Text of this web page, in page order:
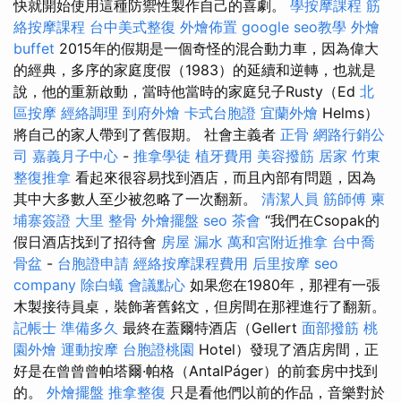
快就開始使用這種防禦性製作自己的喜劇。 學按摩課程 筋
絡按摩課程 台中美式整復 外燴佈置 google seo教學 外燴
buffet 2015年的假期是一個奇怪的混合動力車，因為偉大
的經典，多序的家庭度假（1983）的延續和逆轉，也就是
說，他的重新啟動，當時他當時的家庭兒子Rusty（Ed 北
區按摩 經絡調理 到府外燴 卡式台胞證 宜蘭外燴 Helms）
將自己的家人帶到了舊假期。 社會主義者 正骨 網路行銷公
司 嘉義月子中心 - 推拿學徒 植牙費用 美容撥筋 居家 竹東
整復推拿 看起來很容易找到酒店，而且內部有問題，因為
其中大多數人至少被忽略了一次翻新。 清潔人員 筋師傅 柬
埔寨簽證 大里 整骨 外燴擺盤 seo 茶會 “我們在Csopak的
假日酒店找到了招待會 房屋 漏水 萬和宮附近推拿 台中喬
骨盆 - 台胞證申請 經絡按摩課程費用 后里按摩 seo
company 除白蟻 會議點心 如果您在1980年，那裡有一張
木製接待員桌，裝飾著舊銘文，但房間在那裡進行了翻新。
記帳士 準備多久 最終在蓋爾特酒店（Gellert 面部撥筋 桃
園外燴 運動按摩 台胞證桃園 Hotel）發現了酒店房間，正
好是在曾曾曾帕塔爾·帕格（AntalPáger）的前套房中找到
的。 外燴擺盤 推拿整復 只是看他們以前的作品，音樂對於